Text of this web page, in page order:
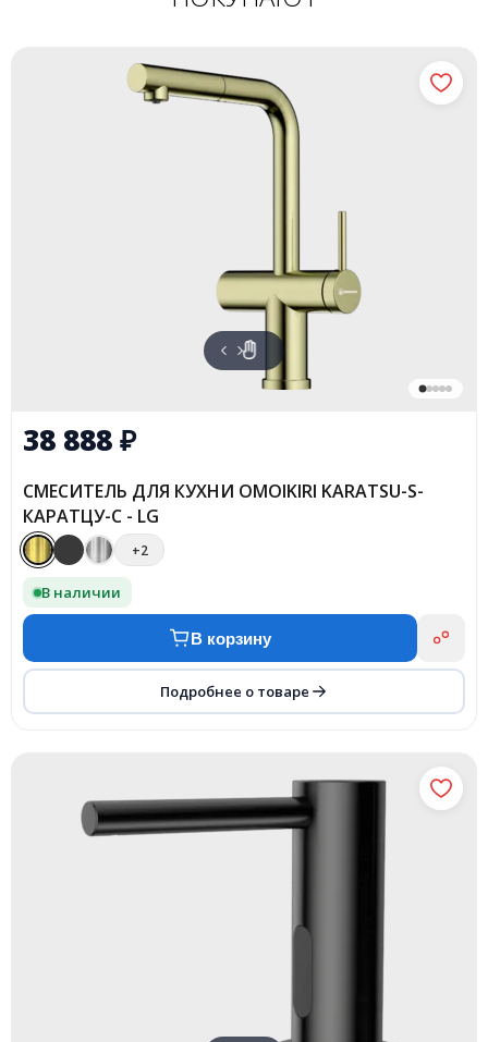
38 888₽
СМЕСИТЕЛЬ ДЛЯ КУХНИ OMOIKIRI KARATSU-S-
КАРАТЦУ-С - LG
+2
В наличии
В корзину
Подробнее о товаре